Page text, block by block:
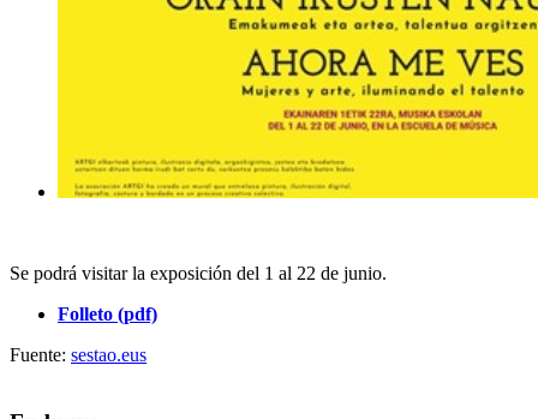
Se podrá visitar la exposición del 1 al 22 de junio.
Folleto (pdf)
Fuente: sestao.eus